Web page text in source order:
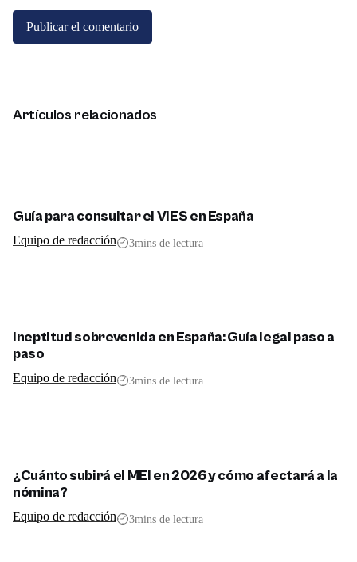
Artículos relacionados
Guía para consultar el VIES en España
Equipo de redacción 3mins de lectura
Ineptitud sobrevenida en España: Guía legal paso a
paso
Equipo de redacción 3mins de lectura
¿Cuánto subirá el MEI en 2026 y cómo afectará a la
nómina?
Equipo de redacción 3mins de lectura